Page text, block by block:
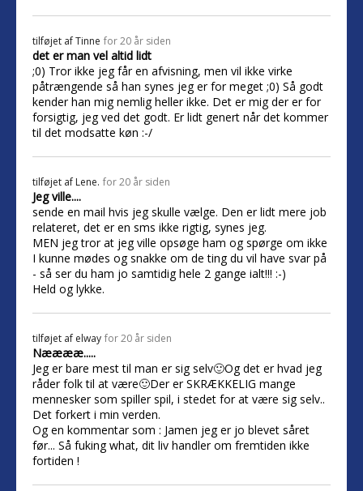
tilføjet afTinne for 20 år siden
det er man vel altid lidt
;0) Tror ikke jeg får en afvisning, men vil ikke virke
påtrængende så han synes jeg er for meget ;0) Så godt
kender han mig nemlig heller ikke. Det er mig der er for
forsigtig, jeg ved det godt. Er lidt genert når det kommer
til det modsatte køn :-/
tilføjet af Lene. for 20 år siden
Jeg ville....
sende en mail hvis jeg skulle vælge. Den er lidt mere job
relateret, det er en sms ikke rigtig, synes jeg.
MEN jeg tror at jeg ville opsøge ham og spørge om ikke
I kunne mødes og snakke om de ting du vil have svar på
- så ser du ham jo samtidig hele 2 gange ialt!!! :-)
Held og lykke.
tilføjet af elway for 20 år siden
Nææææ.....
Jeg er bare mest til man er sig selv🙂Og det er hvad jeg
råder folk til at være🙂Der er SKRÆKKELIG mange
mennesker som spiller spil, i stedet for at være sig selv..
Det forkert i min verden.
Og en kommentar som : Jamen jeg er jo blevet såret
før... Så fuking what, dit liv handler om fremtiden ikke
fortiden !